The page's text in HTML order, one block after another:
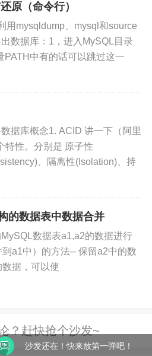
blog/?id=341
- 修改mysql用户密码强度等
处外，均为原创，若要转载请
请将转载链接通过邮件告知我
：admin@only4.work
共创和谐网络环境。点击
相关条款。
之家 发布，如需转载请注明出
原（命令行）
用mysqldump、mysql和source
数据库：1，进入MySQL目录
中有的话可以跳过这一
据库概念1. ACID 讲一下（阿里
特性。分别是 原子性
、隔离性(Isolation)、持
的数据表中数据合并
数据表a1,a2的数据进行
a1中）的方法-- 保留a2中的数
据，可以使
沙发还在！快来放第一弹吧！